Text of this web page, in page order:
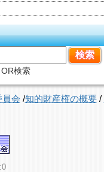
OR検索
会 /知的財産権の概要/